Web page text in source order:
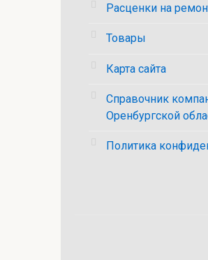
Расценки на
Товары
Карта сайта
Справочник
Оренбургской
Политика